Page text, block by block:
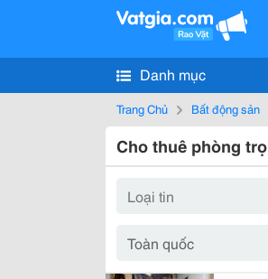
Danh mục
Trang Chủ Bất động sản
Cho thuê phòng